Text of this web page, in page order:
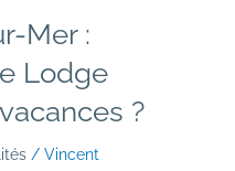
Mer :
Lodge
?
/Vincent